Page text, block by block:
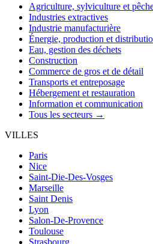
Agriculture, sylviculture et
Industries extractives
Industrie manufacturière
Énergie, production et
Eau, gestion des déchets
Construction
Commerce de gros et de détail
Transports et entreposage
Hébergement et restauration
Information et communication
Tous les secteurs →
VILLES
Paris
Nice
Saint-Die-Des-Vosges
Marseille
Saint Denis
Lyon
Salon-De-Provence
Toulouse
Strasbourg